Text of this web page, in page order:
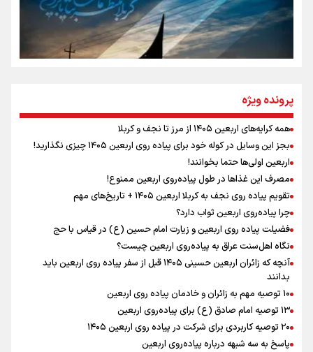
سه حسرتی که به دلم ماند
نگاه تمدنی رهبر شهید به فضای مجازی
رابطه کارگر و کارفرما در اندیشه رهبر شهید: از تضاد به
زوجیت
اینفو برنا / توصیه‌هایی طلایی برای پیاده روی اربعین
اینفو برنا / جدول کامل فاصله مرز شلمچه تا شهرهای زیارتی
عراق
پرونده ویژه
همه کرایه‌های اربعین ۱۴۰۵ از مرز تا نجف و کربلا
بجز این وسایل در کوله خود برای پیاده روی اربعین ۱۴۰۵ چیزی نگذارید!
اربعین اولی‌ها حتما بخوانند!
مصرف این غذاها در طول پیاده‌روی اربعین ممنوع!
تقویم پیاده روی نجف به کربلا اربعین ۱۴۰۵ + تاریخ‌های مهم
چرا پیاده‌روی اربعین ثواب دارد؟
فضیلت پیاده روی اربعین و زیارت امام حسین (ع) در قیاس با حج
نگاه اهل‌سنت عراق به پیاده‌روی اربعین چیست؟
آنچه که زائران اربعین حسینی ۱۴۰۵ قبل از سفر پیاده روی اربعین باید
بدانند
۱۰ توصیه مهم به زائران و خادمان پیاده روی اربعین
۱۳ توصیه امام صادق (ع) برای پیاده‌روی اربعین
۲۰ توصیه کاربردی برای شرکت در پیاده روی اربعین ۱۴۰۵
پاسخ به سه‌ شبهه درباره پیاده‌روی اربعین